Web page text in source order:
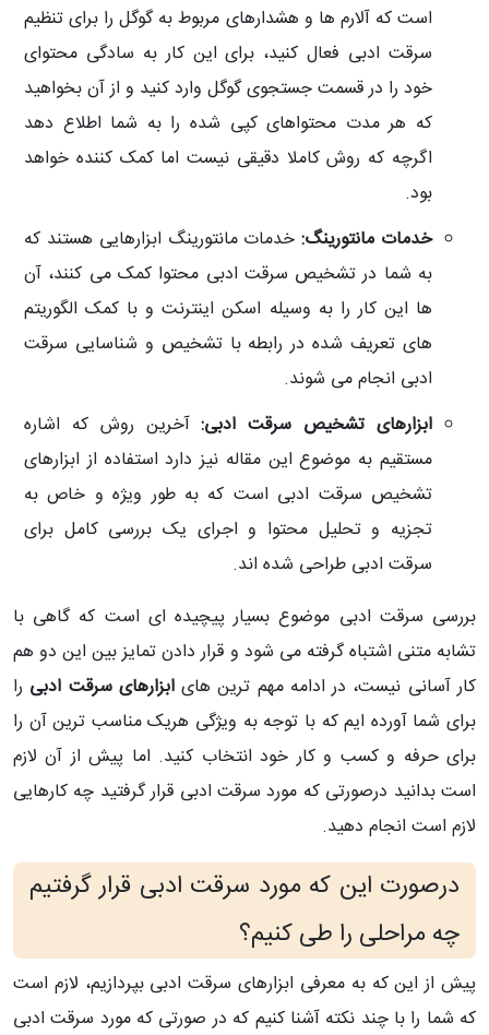
است که آلارم ها و هشدارهای مربوط به گوگل را برای تنظیم
سرقت ادبی فعال کنید، برای این کار به سادگی محتوای
خود را در قسمت جستجوی گوگل وارد کنید و از آن بخواهید
که هر مدت محتواهای کپی شده را به شما اطلاع دهد
اگرچه که روش کاملا دقیقی نیست اما کمک کننده خواهد
بود.
خدمات مانتورینگ: خدمات مانتورینگ ابزارهایی هستند که
به شما در تشخیص سرقت ادبی محتوا کمک می کنند، آن
ها این کار را به وسیله اسکن اینترنت و با کمک الگوریتم
های تعریف شده در رابطه با تشخیص و شناسایی سرقت
ادبی انجام می شوند.
ابزارهای تشخیص سرقت ادبی:آخرین روش که اشاره
مستقیم به موضوع این مقاله نیز دارد استفاده از ابزارهای
تشخیص سرقت ادبی است که به طور ویژه و خاص به
تجزیه و تحلیل محتوا و اجرای یک بررسی کامل برای
سرقت ادبی طراحی شده اند.
بررسی سرقت ادبی موضوع بسیار پیچیده ای است که گاهی با
تشابه متنی اشتباه گرفته می شود و قرار دادن تمایز بین این دو هم
کار آسانی نیست، در ادامه مهم ترین هایابزارهای سرقت ادبی را
برای شما آورده ایم که با توجه به ویژگی هریک مناسب ترین آن را
برای حرفه و کسب و کار خود انتخاب کنید. اما پیش از آن لازم
است بدانید درصورتی که مورد سرقت ادبی قرار گرفتید چه کارهایی
لازم است انجام دهید.
درصورت این که مورد سرقت ادبی قرار گرفتیم
چه مراحلی را طی کنیم؟
پیش از این که به معرفی ابزارهای سرقت ادبی بپردازیم، لازم است
که شما را با چند نکته آشنا کنیم که در صورتی که مورد سرقت ادبی